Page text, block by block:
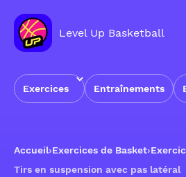
Level Up Basketball
Exercices Entraînements
Accueil›Exercices de Basket›
Tirs en suspension avec pas latéral